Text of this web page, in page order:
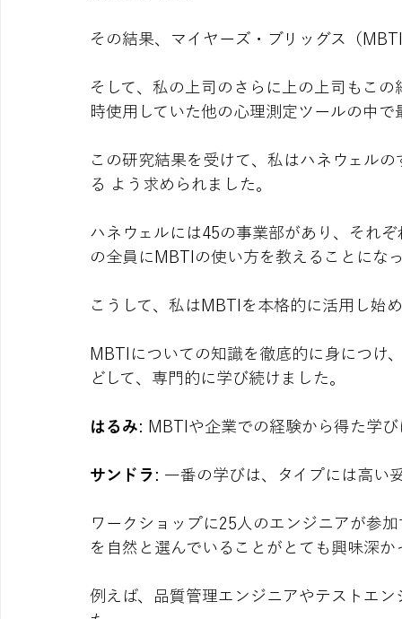
その結果、マイヤーズ・ブリッグス（
そして、私の上司のさらに上の上司もこ
時使用していた他の心理測定ツールの中
この研究結果を受けて、私はハネウェル
る よう求められました。
ハネウェルには45の事業部があり、それ
の全員にMBTIの使い方を教えることにな
こうして、私はMBTIを本格的に活用し始
MBTIについての知識を徹底的に身につけ
どして、専門的に学び続けました。
はるみ: MBTIや企業での経験から得た学
サンドラ : 一番の学びは、タイプには高い
ワークショップに25人のエンジニアが参
を自然と選んでいることがとても興味深か
例えば、品質管理エンジニアやテストエ